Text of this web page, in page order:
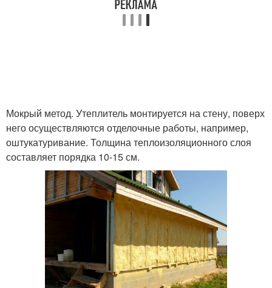
Мокрый метод. Утеплитель монтируется на стену, поверх
него осуществляются отделочные работы, например,
оштукатуривание. Толщина теплоизоляционного слоя
составляет порядка 10-15 см.